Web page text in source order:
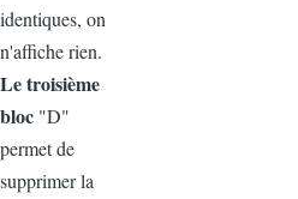
identiques, on
n'affiche rien.
Le troisième
bloc "D"
permet de
supprimer la